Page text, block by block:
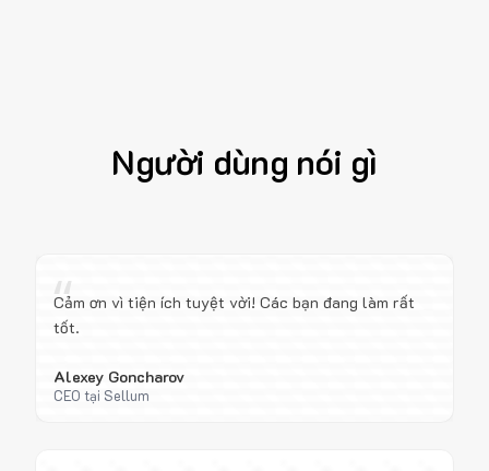
Người dùng nói gì
“
Cảm ơn vì tiện ích tuyệt vời! Các bạn đang làm rất
tốt.
Alexey Goncharov
CEO tại Sellum